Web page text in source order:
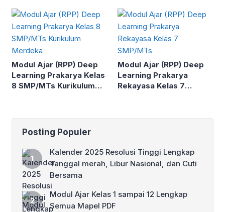
Merdeka
Merdeka
Modul Ajar (RPP) Deep
Learning Prakarya Kelas
8 SMP/MTs Kurikulum
Modul Ajar (RPP) Deep
Learning Prakarya
Rekayasa Kelas 7
Posting Populer
Kalender 2025 Resolusi Tinggi Lengkap
Tanggal merah, Libur Nasional, dan Cuti
Bersama
Modul Ajar Kelas 1 sampai 12 Lengkap
Semua Mapel PDF